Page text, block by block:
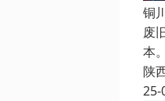
铜
废
本
陕
25-